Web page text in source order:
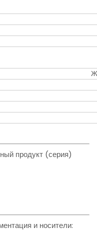
продукт (серия)
и носители: